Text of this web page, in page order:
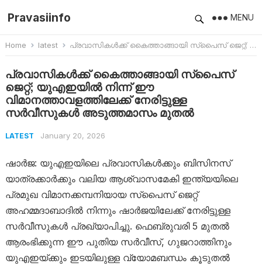
Pravasiinfo MENU
Home latest പ്രവാസികൾക്ക് കൈത്താങ്ങായി സ്പൈസ് ജെറ്റ്; യുഎഇയിൽ നിന്ന് ഈ വിമാനത്താവളത്തിലേക്ക് നേരിട്ടുള്ള സർവീസുകൾ അടുത്തമാസം മുതൽ
പ്രവാസികൾക്ക് കൈത്താങ്ങായി സ്പൈസ്
ജെറ്റ്; യുഎഇയിൽ നിന്ന് ഈ
വിമാനത്താവളത്തിലേക്ക് നേരിട്ടുള്ള
സർവീസുകൾ അടുത്തമാസം മുതൽ
LATEST January 20, 2026
ഷാർജ: യുഎഇയിലെ പ്രവാസികൾക്കും ബിസിനസ്
യാത്രക്കാർക്കും വലിയ ആശ്വാസമേകി ഇന്ത്യയിലെ
പ്രമുഖ വിമാനക്കമ്പനിയായ സ്പൈസ് ജെറ്റ്
അഹമ്മദാബാദിൽ നിന്നും ഷാർജയിലേക്ക് നേരിട്ടുള്ള
സർവീസുകൾ പ്രഖ്യാപിച്ചു. ഫെബ്രുവരി 5 മുതൽ
ആരംഭിക്കുന്ന ഈ പുതിയ സർവീസ്, ഗുജറാത്തിനും
യുഎഇയ്ക്കും ഇടയിലുള്ള വ്യോമബന്ധം കൂടുതൽ